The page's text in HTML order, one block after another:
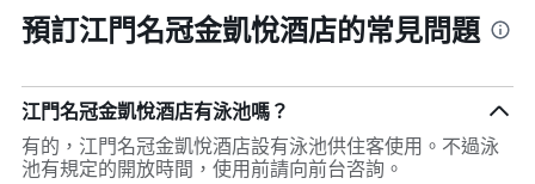
預訂江門名冠金凱悅酒店的常見問題
江門名冠金凱悅酒店有泳池嗎？
有的，江門名冠金凱悅酒店設有泳池供住客使用。不過泳
池有規定的開放時間，使用前請向前台咨詢。